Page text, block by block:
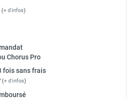
(+ d'infos)
Chorus Pro
fois sans frais
(+ d'infos)